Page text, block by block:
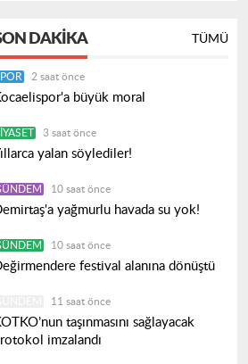
DAKIKA TÜMÜ
2 saat önce
büyük moral
3 saat önce
yalan söylediler!
10 saat önce
yağmurlu havada su yok!
10 saat önce
festival alanına dönüştü
11 saat önce
taşınmasını sağlayacak
imzalandı